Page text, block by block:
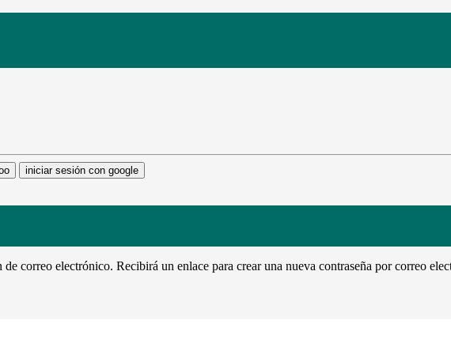
iniciar sesión con google
correo electrónico. Recibirá un enlace para crear una nueva contraseña por correo